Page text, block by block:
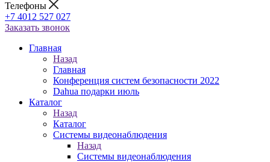
Телефоны
+7 4012 527 027
Заказать звонок
Главная
Назад
Главная
Конференция систем безопасности 2022
Dahua подарки июль
Каталог
Назад
Каталог
Системы видеонаблюдения
Назад
Системы видеонаблюдения